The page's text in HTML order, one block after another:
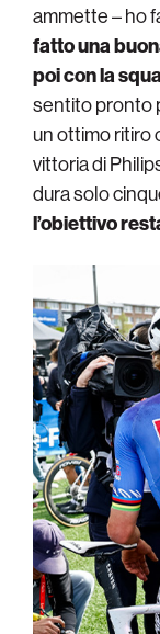
ammette – ho
fatto una
poi con la
sentito pronto
un ottimo ritiro
vittoria di
dura solo
l’obiettivo